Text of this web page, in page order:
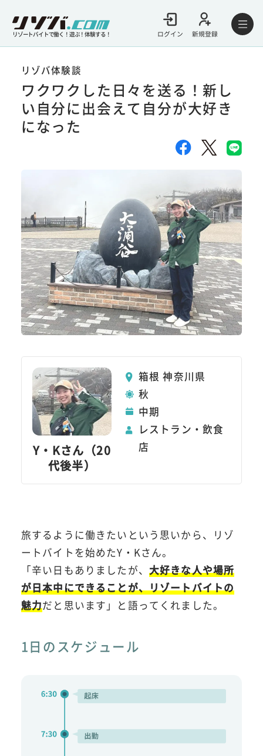
リゾートバイトで働く！遊ぶ！体験する！ ログイン 新規登録
リゾバ体験談
ワクワクした日々を送る！新し
い自分に出会えて自分が大好き
になった
Y・Kさん（20
代後半）
箱根 神奈川県
秋
中期
レストラン・飲食
店
旅するように働きたいという思いから、リゾ
ートバイトを始めたY・Kさん。
「辛い日もありましたが、 大好きな人や場所
が日本中にできることが、リゾートバイトの
魅力だと思います」と語ってくれました。
1日のスケジュール